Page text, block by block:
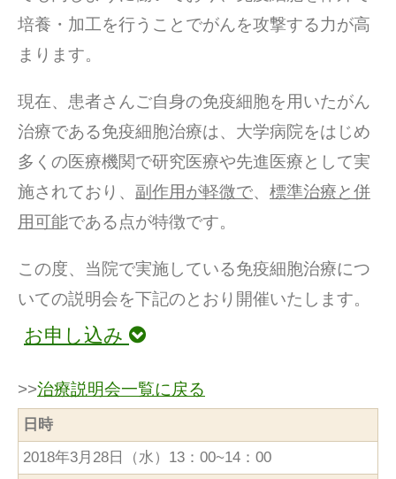
培養・加工を行うことでがんを攻撃する力が高
まります。
現在、患者さんご自身の免疫細胞を用いたがん
治療である免疫細胞治療は、大学病院をはじめ
多くの医療機関で研究医療や先進医療として実
施されており、 副作用が軽微で、 標準治療と併
用可能である点が特徴です。
この度、当院で実施している免疫細胞治療につ
いての説明会を下記のとおり開催いたします。
お申し込み
>>治療説明会一覧に戻る
日時
2018年3月28日（水）13：00~14：00